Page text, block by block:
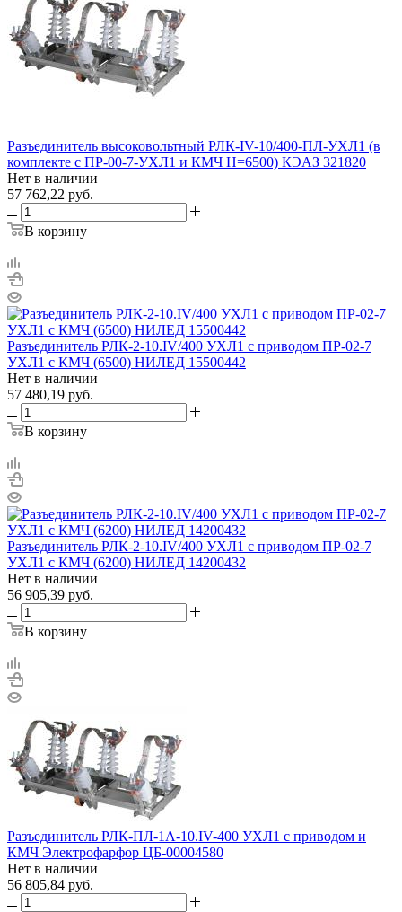
Разъединитель высоковольтный РЛК-IV-10/400-ПЛ-УХЛ1 (в
комплекте с ПР-00-7-УХЛ1 и КМЧ H=6500) КЭАЗ 321820
Нет в наличии
57 762,22 руб.
В корзину
Разъединитель РЛК-2-10.IV/400 УХЛ1 с приводом ПР-02-7
УХЛ1 с КМЧ (6500) НИЛЕД 15500442
Нет в наличии
57 480,19 руб.
В корзину
Разъединитель РЛК-2-10.IV/400 УХЛ1 с приводом ПР-02-7
УХЛ1 с КМЧ (6200) НИЛЕД 14200432
Нет в наличии
56 905,39 руб.
В корзину
Разъединитель РЛК-ПЛ-1А-10.IV-400 УХЛ1 с приводом и
КМЧ Электрофарфор ЦБ-00004580
Нет в наличии
56 805,84 руб.